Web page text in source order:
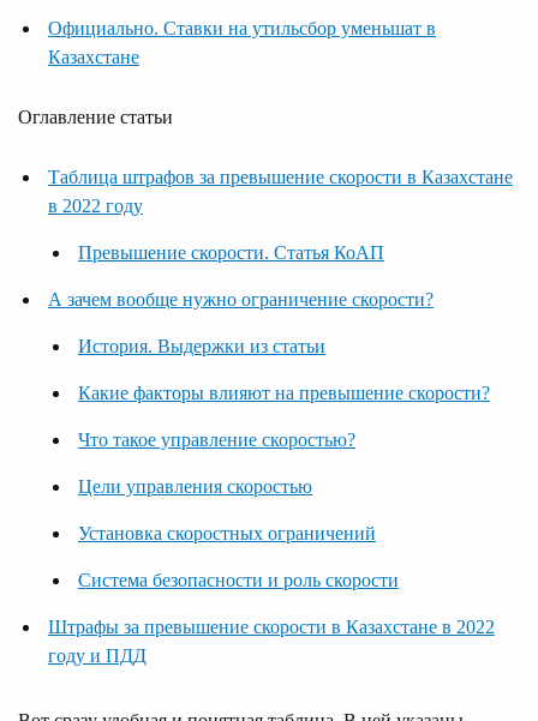
Официально. Ставки на утильсбор уменьшат в
Казахстане
Оглавление статьи
Таблица штрафов за превышение скорости в Казахстане
в 2022 году
Превышение скорости. Статья КоАП
А зачем вообще нужно ограничение скорости?
История. Выдержки из статьи
Какие факторы влияют на превышение скорости?
Что такое управление скоростью?
Цели управления скоростью
Установка скоростных ограничений
Система безопасности и роль скорости
Штрафы за превышение скорости в Казахстане в 2022
году и ПДД